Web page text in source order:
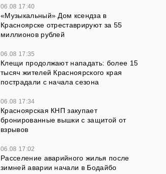
06.08 17:40
«Музыкальный» Дом ксендза в
Красноярске отреставрируют за 55
миллионов рублей
06.08 17:35
Клещи продолжают нападать: более 15
тысяч жителей Красноярского края
пострадали с начала сезона
06.08 17:34
Красноярская КНП закупает
бронированные вышки с защитой от
взрывов
06.08 17:02
Расселение аварийного жилья после
зимней аварии начали в Бодайбо